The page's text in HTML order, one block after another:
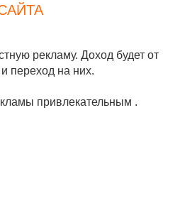
рекламу. Доход будет от
переход на них.
привлекательным .